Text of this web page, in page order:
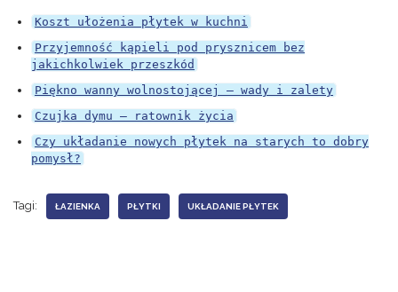
Koszt ułożenia płytek w kuchni
Przyjemność kąpieli pod prysznicem bez
jakichkolwiek przeszkód
Piękno wanny wolnostojącej – wady i zalety
Czujka dymu – ratownik życia
Czy układanie nowych płytek na starych to dobry
pomysł?
Tagi: ŁAZIENKA PŁYTKI UKŁADANIE PŁYTEK